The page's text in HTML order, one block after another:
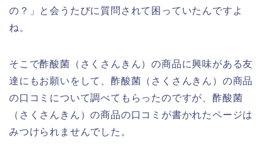
の？」と会うたびに質問されて困っていたんですよ
ね。
そこで酢酸菌（さくさんきん）の商品に興味がある友
達にもお願いをして、酢酸菌（さくさんきん）の商品
の口コミについて調べてもらったのですが、酢酸菌
（さくさんきん）の商品の口コミが書かれたページは
みつけられませんでした。